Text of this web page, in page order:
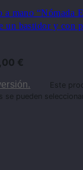
a mano “Nómada
un bastidor y con
€
Este
se pueden